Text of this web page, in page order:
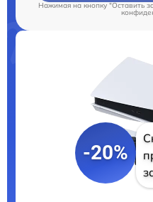
Нажимая на кнопку "Оставить
-20%